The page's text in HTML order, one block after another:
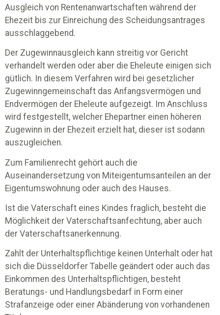
Ausgleich von Rentenanwartschaften während der
Ehezeit bis zur Einreichung des Scheidungsantrages
ausschlaggebend.
Der Zugewinnausgleich kann streitig vor Gericht
verhandelt werden oder aber die Eheleute einigen sich
gütlich. In diesem Verfahren wird bei gesetzlicher
Zugewinngemeinschaft das Anfangsvermögen und
Endvermögen der Eheleute aufgezeigt. Im Anschluss
wird festgestellt, welcher Ehepartner einen höheren
Zugewinn in der Ehezeit erzielt hat, dieser ist sodann
auszugleichen.
Zum Familienrecht gehört auch die
Auseinandersetzung von Miteigentumsanteilen an der
Eigentumswohnung oder auch des Hauses.
Ist die Vaterschaft eines Kindes fraglich, besteht die
Möglichkeit der Vaterschaftsanfechtung, aber auch
der Vaterschaftsanerkennung.
Zahlt der Unterhaltspflichtige keinen Unterhalt oder hat
sich die Düsseldorfer Tabelle geändert oder auch das
Einkommen des Unterhaltspflichtigen, besteht
Beratungs- und Handlungsbedarf in Form einer
Strafanzeige oder einer Abänderung von vorhandenen